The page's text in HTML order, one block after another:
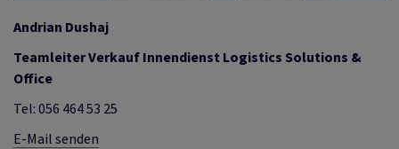
Andrian Dushaj
Teamleiter Verkauf Innendienst Logistics Solutions &
Office
Tel: 056 464 53 25
E-Mail senden